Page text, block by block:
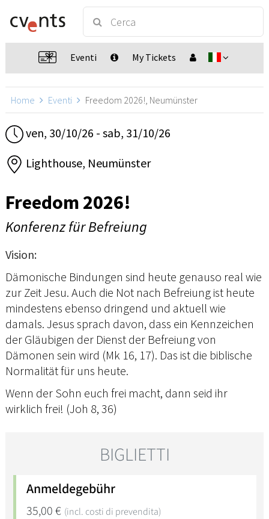
Eventi My Tickets
Home Eventi Freedom 2026!, Neumünster
ven, 30/10/26 - sab, 31/10/26
Lighthouse, Neumünster
Freedom 2026!
Konferenz für Befreiung
Vision:
Dämonische Bindungen sind heute genauso real wie
zur Zeit Jesu. Auch die Not nach Befreiung ist heute
mindestens ebenso dringend und aktuell wie
damals. Jesus sprach davon, dass ein Kennzeichen
der Gläubigen der Dienst der Befreiung von
Dämonen sein wird (Mk 16, 17). Das ist die biblische
Normalität für uns heute.
Wenn der Sohn euch frei macht, dann seid ihr
wirklich frei! (Joh 8, 36)